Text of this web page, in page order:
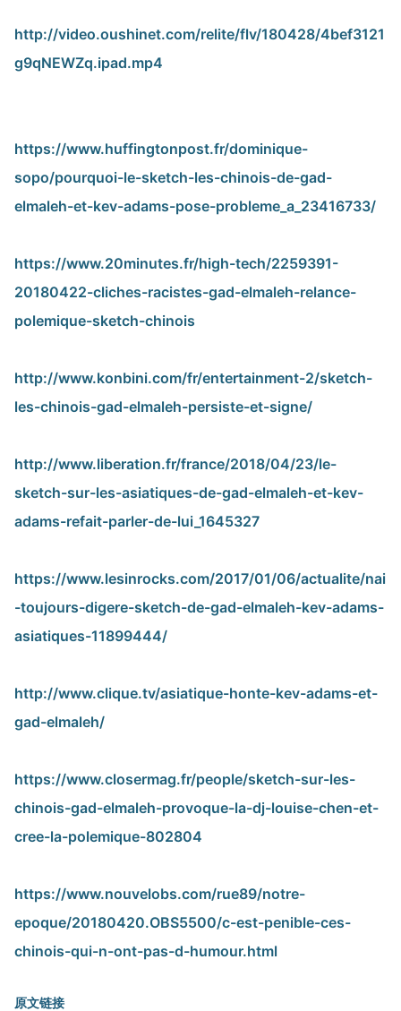
http://video.oushinet.com/relite/flv/180428/4bef3121
g9qNEWZq.ipad.mp4
https://www.huffingtonpost.fr/dominique-
sopo/pourquoi-le-sketch-les-chinois-de-gad-
elmaleh-et-kev-adams-pose-probleme_a_23416733/
https://www.20minutes.fr/high-tech/2259391-
20180422-cliches-racistes-gad-elmaleh-relance-
polemique-sketch-chinois
http://www.konbini.com/fr/entertainment-2/sketch-
les-chinois-gad-elmaleh-persiste-et-signe/
http://www.liberation.fr/france/2018/04/23/le-
sketch-sur-les-asiatiques-de-gad-elmaleh-et-kev-
adams-refait-parler-de-lui_1645327
https://www.lesinrocks.com/2017/01/06/actualite/nai
-toujours-digere-sketch-de-gad-elmaleh-kev-adams-
asiatiques-11899444/
http://www.clique.tv/asiatique-honte-kev-adams-et-
gad-elmaleh/
https://www.closermag.fr/people/sketch-sur-les-
chinois-gad-elmaleh-provoque-la-dj-louise-chen-et-
cree-la-polemique-802804
https://www.nouvelobs.com/rue89/notre-
epoque/20180420.OBS5500/c-est-penible-ces-
chinois-qui-n-ont-pas-d-humour.html
原文链接